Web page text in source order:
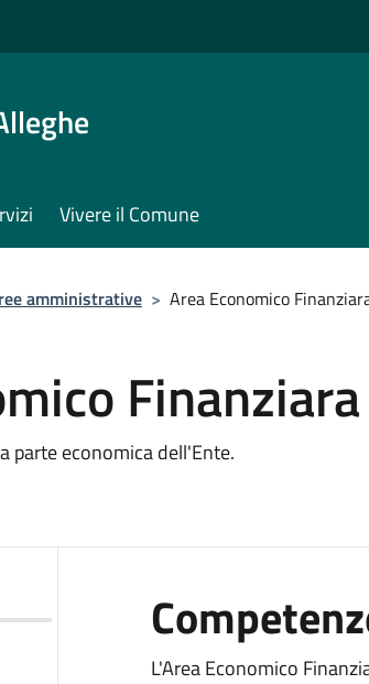
Vivere il Comune
amministrative > Area Economico
Finanziara
parte economica dell'Ente.
L'Area Economico